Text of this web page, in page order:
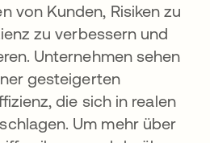
von Kunden, Risiken zu
zu verbessern und
Unternehmen sehen
gesteigerten
die sich in realen
Um mehr über